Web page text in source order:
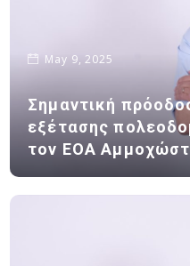
May 9, 2025
Σημαντική
εξέτασης
τον ΕΟΑ